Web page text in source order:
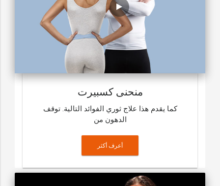
منحنى كسبيرت
كما يقدم هذا علاج ثوري الفوائد التالية. توقف
الدهون من
أعرف أكثر